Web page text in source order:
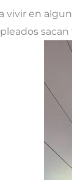
vivir en